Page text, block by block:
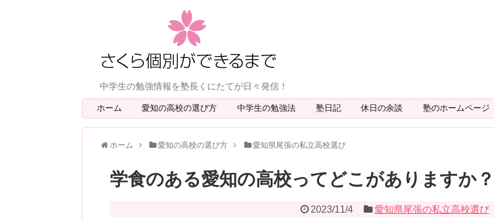
中学生の勉強情報を塾長くにたてが日々発信！
ホーム 愛知の高校の選び方 中学生の勉強法 塾日記 休日の余談 塾のホームページ
ホーム 愛知の高校の選び方 愛知県尾張の私立高校選び
学食のある愛知の高校ってどこがありますか？
2023/11/4 愛知県尾張の私立高校選び